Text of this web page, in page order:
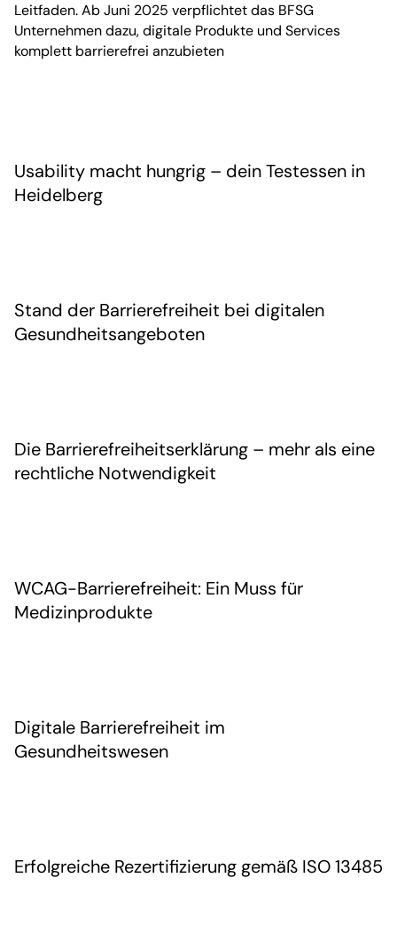
Leitfaden. Ab Juni 2025 verpflichtet das BFSG
Unternehmen dazu, digitale Produkte und Services
komplett barrierefrei anzubieten
Usability macht hungrig – dein Testessen in
Heidelberg
Stand der Barrierefreiheit bei digitalen
Gesundheitsangeboten
Die Barrierefreiheitserklärung – mehr als eine
rechtliche Notwendigkeit
WCAG-Barrierefreiheit: Ein Muss für
Medizinprodukte
Digitale Barrierefreiheit im
Gesundheitswesen
Erfolgreiche Rezertifizierung gemäß ISO 13485